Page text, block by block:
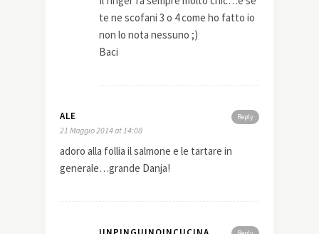
te ne scofani 3 o 4 come ho fatto io
non lo nota nessuno ;)
Baci
Reply
ALE
21 Maggio 2014 at 14:08
adoro alla follia il salmone e le tartare in
generale…grande Danja!